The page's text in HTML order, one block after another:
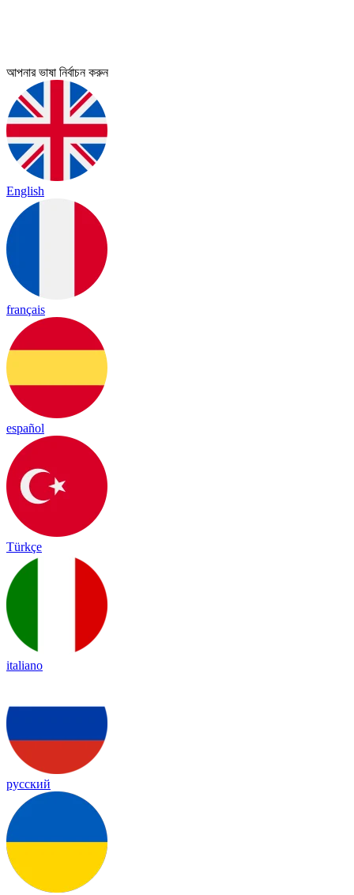
আপনার ভাষা নির্বাচন করুন
English
français
español
Türkçe
italiano
русский